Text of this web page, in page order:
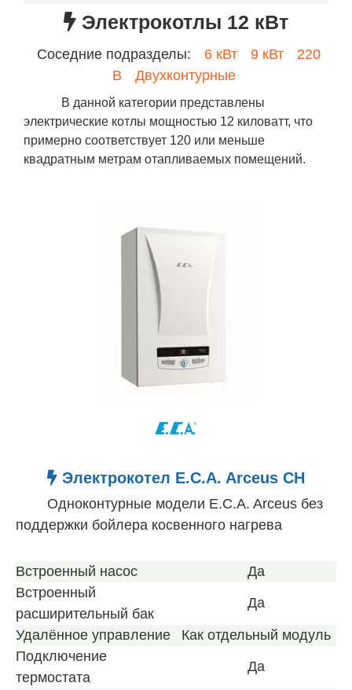
Электрокотлы 12 кВт
Соседние подразделы: 6 кВт 9 кВт
220
В
Двухконтурные
В данной категории представлены
электрические котлы мощностью 12 киловатт, что
примерно соответствует 120 или меньше
квадратным метрам отапливаемых помещений.
Электрокотел E.C.A. Arceus CH
Одноконтурные модели E.C.A. Arceus без
поддержки бойлера косвенного нагрева
Встроенный насос
Да
Встроенный
расширительный бак
Да
Удалённое управление
Как отдельный модуль
Подключение
термостата
Да